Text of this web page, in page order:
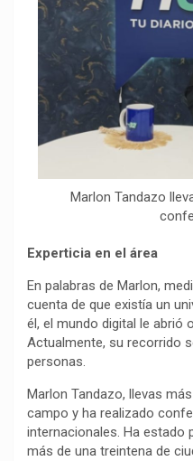
Marlon Tandazo
Experticia en el área
En palabras de Marlon,
cuenta de que existía un
él, el mundo digital le abrió
Actualmente, su recorrido
personas.
Marlon Tandazo, llevas
campo y ha realizado
internacionales. Ha estado
más de una treintena de